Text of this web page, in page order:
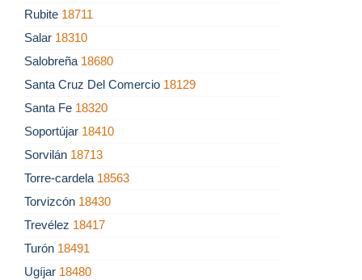
Rubite 18711
Salar 18310
Salobreña 18680
Santa Cruz Del Comercio 18129
Santa Fe 18320
Soportújar 18410
Sorvilán 18713
Torre-cardela 18563
Torvizcón 18430
Trevélez 18417
Turón 18491
Ugíjar 18480